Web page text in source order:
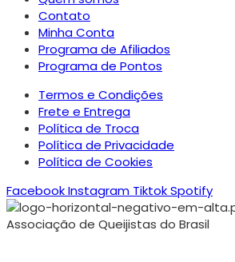
Contato
Minha Conta
Programa de Afiliados
Programa de Pontos
Termos e Condições
Frete e Entrega
Política de Troca
Política de Privacidade
Política de Cookies
FacebookInstagram TiktokSpotify
Associação de Queijistas do Brasil